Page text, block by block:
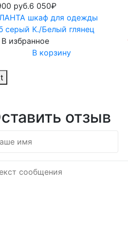
руб.6 050₽
шкаф для одежды
серый К./Белый глянец
В избранное
В корзину
отзыв